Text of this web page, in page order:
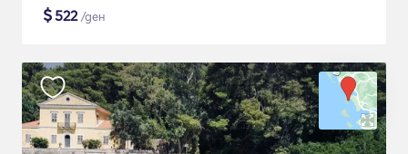
$522/ден